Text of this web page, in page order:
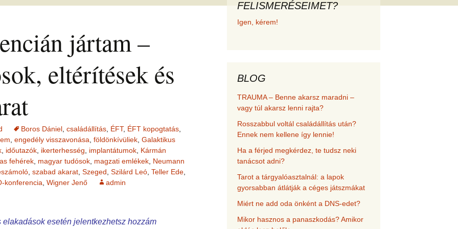
harag
–
– 4
TANFOLYAM
tudatszintek
Megvásárolható
–
Ügyfelek meséi
ÉFT esetek –
tanítványoktól
Vegyes esetek
FASTER EFT esetek
GYEREKBAJOK
pénz
a
evés,
Cikkek a fogyás
témakörében
felismeréseimet és
jártam –
eltérítések és
Boros Dániel családállítás ÉFT, ÉFT kopogtatás
engedély visszavonása földönkívüliek Galaktikus
időutazók ikerterhesség implantátumok Kármán
fehérek magyar tudósok magzati emlékek Neumann
szabad akarat Szeged Szilárd Leó Teller Ede
konferencia Wigner Jenő admin
esetén jelentkezhetsz hozzám
FELISMERÉSEIMET?
Igen, kérem!
BLOG
TRAUMA – Benne akarsz maradni –
vagy túl akarsz lenni rajta?
Rosszabbul voltál családállítás után?
Ennek nem kellene így lennie!
Ha a férjed megkérdez, te tudsz neki
tanácsot adni?
Tarot a tárgyalóasztalnál: a lapok
gyorsabban átlátják a céges játszmákat
Miért ne add oda önként a DNS-edet?
Mikor hasznos a panaszkodás? Amikor